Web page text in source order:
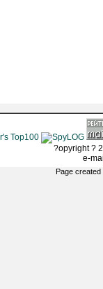
?opyright ?
e-
Page